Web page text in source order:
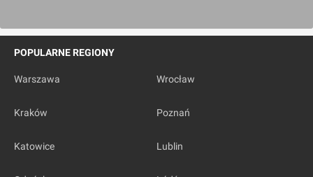
POPULARNE REGIONY
Warszawa Wrocław
Kraków Poznań
Katowice Lublin